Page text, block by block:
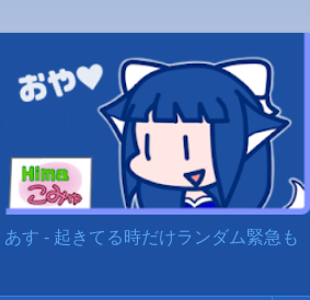
す - 起きてる時だけランダム緊急も